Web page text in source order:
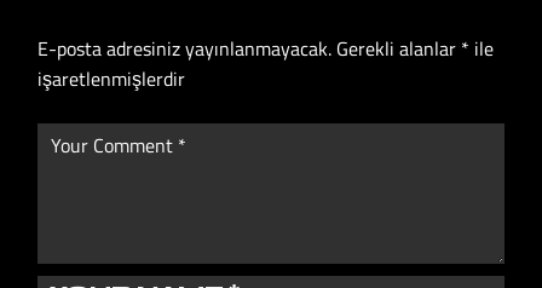
E-posta adresiniz yayınlanmayacak. Gerekli alanlar * ile
işaretlenmişlerdir